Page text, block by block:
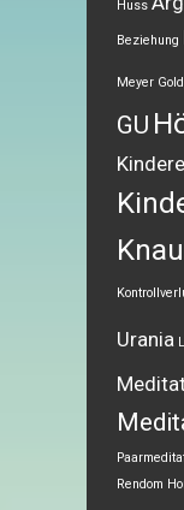
Huss
Beziehung
Meyer
GU
Urania
Rendom